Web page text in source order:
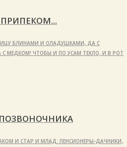
БЛИНАМИ И ОЛАДУШКАМИ, ДА С
МЕДКОМ! ЧТОБЫ И ПО УСАМ ТЕКЛО, И В РОТ
И СТАР И МЛАД: ПЕНСИОНЕРЫ-ДАЧНИКИ,